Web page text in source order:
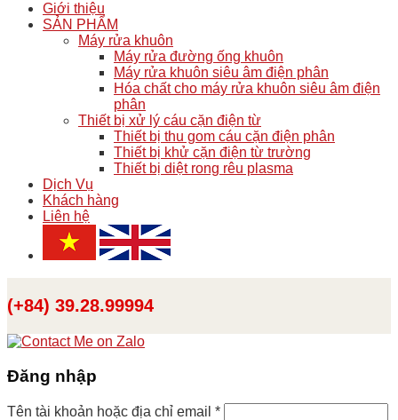
Giới thiệu
SẢN PHẨM
Máy rửa khuôn
Máy rửa đường ống khuôn
Máy rửa khuôn siêu âm điện phân
Hóa chất cho máy rửa khuôn siêu âm điện
phân
Thiết bị xử lý cáu cặn điện từ
Thiết bị thu gom cáu cặn điện phân
Thiết bị khử cặn điện từ trường
Thiết bị diệt rong rêu plasma
Dịch Vụ
Khách hàng
Liên hệ
(+84) 39.28.99994
Đăng nhập
Tên tài khoản hoặc địa chỉ email *